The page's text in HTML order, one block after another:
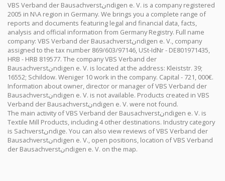
VBS Verband der Bausachverstنndigen e. V. is a company registered
2005 in N\A region in Germany. We brings you a complete range of
reports and documents featuring legal and financial data, facts,
analysis and official information from Germany Registry. Full name
company: VBS Verband der Bausachverstنndigen e. V., company
assigned to the tax number 869/603/97146, USt-IdNr - DE801971435,
HRB - HRB 819577. The company VBS Verband der
Bausachverstنndigen e. V. is located at the address: Kleiststr. 39;
16552; Schildow. Weniger 10 work in the company. Capital - 721, 000€.
Information about owner, director or manager of VBS Verband der
Bausachverstنndigen e. V. is not available. Products created in VBS
Verband der Bausachverstنndigen e. V. were not found.
The main activity of VBS Verband der Bausachverstنndigen e. V. is
Textile Mill Products, including 4 other destinations. Industry category
is Sachverstنndige. You can also view reviews of VBS Verband der
Bausachverstنndigen e. V., open positions, location of VBS Verband
der Bausachverstنndigen e. V. on the map.